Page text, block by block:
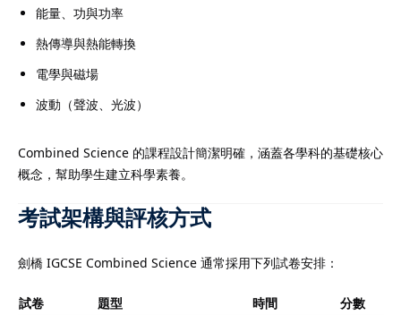
enhance
for exams, our
IB Tutor services to
in the rigorous
offer
for the Hong Kong
能量、功與功率
熱傳導與熱能轉換
電學與磁場
波動（聲波、光波）
Combined Science 的課程設計簡潔明確，涵蓋各學科的基礎核心
概念，幫助學生建立科學素養。
考試架構與評核方式
劍橋 IGCSE Combined Science 通常採用下列試卷安排：
試卷 題型 時間 分數